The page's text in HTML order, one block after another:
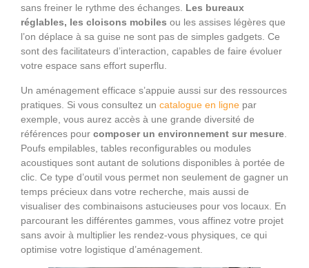
sans freiner le rythme des échanges. Les bureaux
réglables, les cloisons mobiles ou les assises légères que
l’on déplace à sa guise ne sont pas de simples gadgets. Ce
sont des facilitateurs d’interaction, capables de faire évoluer
votre espace sans effort superflu.
Un aménagement efficace s’appuie aussi sur des ressources
pratiques. Si vous consultez un catalogue en ligne par
exemple, vous aurez accès à une grande diversité de
références pour composer un environnement sur mesure
Poufs empilables, tables reconfigurables ou modules
acoustiques sont autant de solutions disponibles à portée de
clic. Ce type d’outil vous permet non seulement de gagner un
temps précieux dans votre recherche, mais aussi de
visualiser des combinaisons astucieuses pour vos locaux. En
parcourant les différentes gammes, vous affinez votre projet
sans avoir à multiplier les rendez-vous physiques, ce qui
optimise votre logistique d’aménagement.